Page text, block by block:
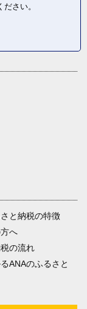
と納税の特徴
へ
の流れ
ANAのふるさと
ださい。